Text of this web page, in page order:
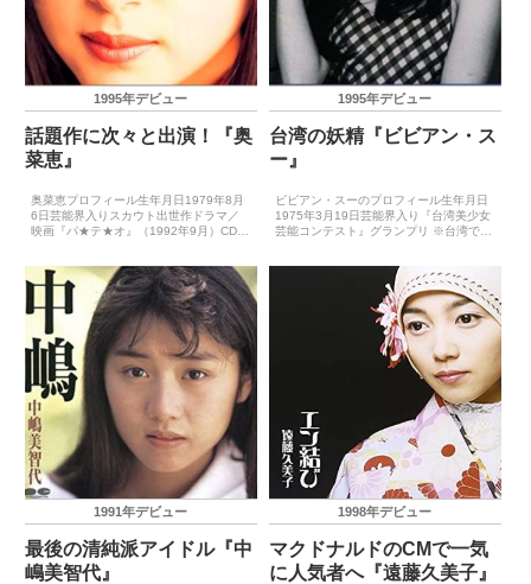
1995年デビュー
話題作に次々と出演！『奥
菜恵』
奥菜恵プロフィール生年月日1979年8月
6日芸能界入りスカウト出世作ドラマ／
映画『パ★テ★オ』（1992年9月）CDデ
1996年演劇新人賞主要映画賞受賞歴（主
1995年デビュー
台湾の妖精『ビビアン・ス
ー』
ビビアン・スーのプロフィール生年月日
1975年3月19日芸能界入り『台湾美少女
芸能コンテスト』グランプリ ※台湾での
作CDデビュー1991年（我的心要去旅
1991年デビュー
最後の清純派アイドル『中
嶋美智代』
1998年デビュー
マクドナルドのCMで一気
に人気者へ『遠藤久美子』